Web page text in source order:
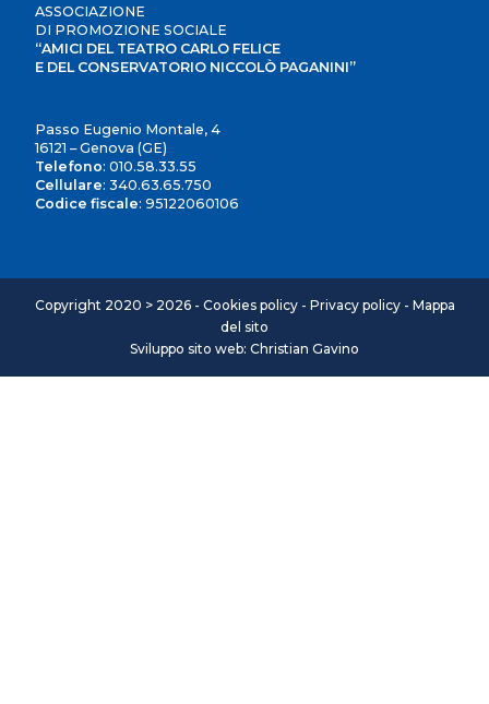
ASSOCIAZIONE
DI PROMOZIONE SOCIALE
“AMICI DEL TEATRO CARLO FELICE
E DEL CONSERVATORIO NICCOLÒ PAGANINI”
Passo Eugenio Montale, 4
16121 – Genova (GE)
Telefono:010.58.33.55
Cellulare:340.63.65.750
Codice fiscale: 95122060106
Copyright 2020 > 2026 - Cookies policy- Privacy policy- Mappa
del sito
Sviluppo sito web: Christian Gavino